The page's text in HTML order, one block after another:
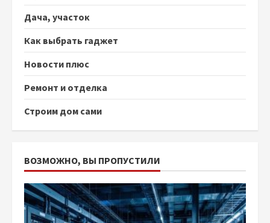
Дача, участок
Как выбрать гаджет
Новости плюс
Ремонт и отделка
Строим дом сами
ВОЗМОЖНО, ВЫ ПРОПУСТИЛИ